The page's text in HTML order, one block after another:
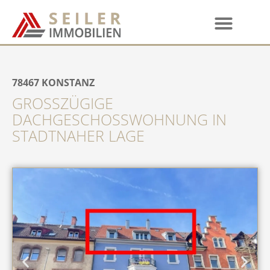
78467 KONSTANZ
GROSSZÜGIGE D
ACHGESCHOSSWOHNUNG IN S
TADTNAHER LAGE